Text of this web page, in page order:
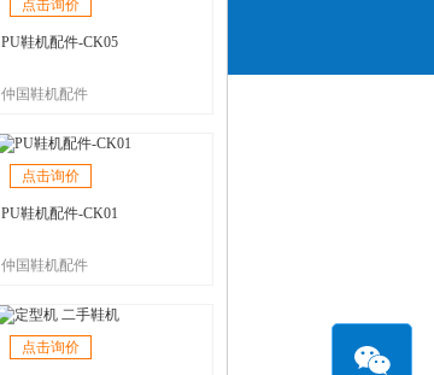
点击询价
PU鞋机配件-CK05
仲国鞋机配件
点击询价
PU鞋机配件-CK01
仲国鞋机配件
点击询价